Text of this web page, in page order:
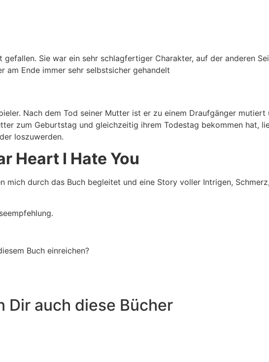
Sie war ein sehr schlagfertiger Charakter, auf der anderen
am Ende immer sehr selbstsicher gehandelt
Nach dem Tod seiner Mutter ist er zu einem Draufgänger
zum Geburtstag und gleichzeitig ihrem Todestag bekommen hat,
loszuwerden.
Heart I Hate You
mich durch das Buch begleitet und eine Story voller Intrigen,
Buch einreichen?
Dir auch diese Bücher